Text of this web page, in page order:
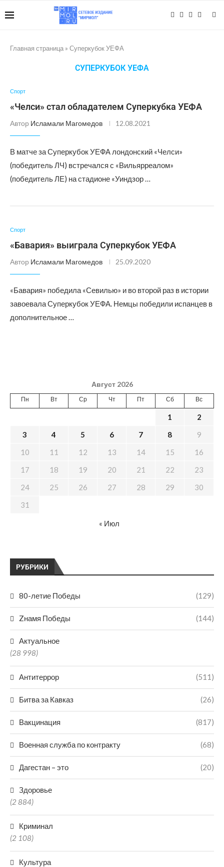
Главная страница » Суперкубок УЕФА
СУПЕРКУБОК УЕФА
Спорт
«Челси» стал обладателем Суперкубка УЕФА
Автор Исламали Магомедов 12.08.2021
В матче за Суперкубок УЕФА лондонский «Челси»
(победитель ЛЧ) встречался с «Вильярреалом»
(победитель ЛЕ) на стадионе «Уиндзор …
Спорт
«Бавария» выиграла Суперкубок УЕФА
Автор Исламали Магомедов 25.09.2020
«Бавария» победила «Севилью» и во второй раз в истории
завоевала Суперкубок УЕФА. Немцы победили испанцев в
дополнительное …
РУБРИКИ
80-летие Победы (129)
Zнамя Победы (144)
Актуальное
(28 998)
Антитеррор (511)
Битва за Кавказ (26)
Вакцинация (817)
Военная служба по контракту (68)
Дагестан – это (20)
Здоровье
(2 884)
Криминал
(2 108)
Культура
Август 2026
Пн Вт Ср Чт Пт Сб Вс
1
2
3
4 5 6 7 8
9
10
11 12 13 14 15
16
17
18 19 20 21 22
23
24
25 26 27 28 29
30
31
« Июл